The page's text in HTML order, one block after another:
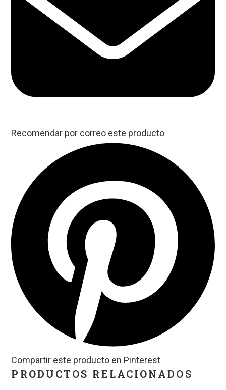
Recomendar por correo este producto
Compartir este producto en Pinterest
PRODUCTOS RELACIONADOS